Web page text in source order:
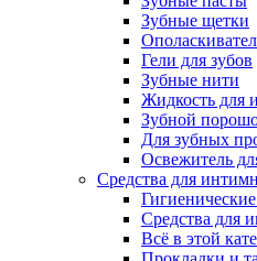
Зубные щетки
Гели для зубов
Зубные нити
Жидкость для
Зубной
Для зубных
Освежитель
Средства для
Гигиенические
Средства для
Всё в этой